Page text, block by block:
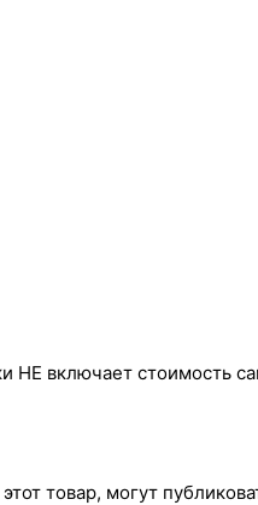
НЕ включает стоимость
товар, могут